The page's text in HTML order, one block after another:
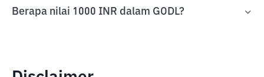
Berapa nilai 1000 INR dalam GODL?